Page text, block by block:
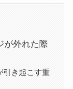
が外れた際
引き起こす重